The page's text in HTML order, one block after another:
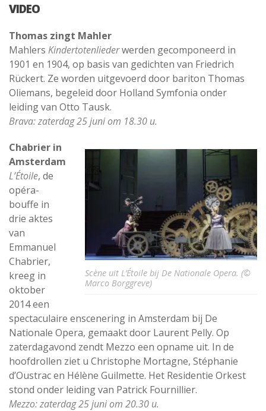
VIDEO
Thomas zingt Mahler
Mahlers Kindertotenliederwerden gecomponeerd in
1901 en 1904, op basis van gedichten van Friedrich
Rückert. Ze worden uitgevoerd door bariton Thomas
Oliemans, begeleid door Holland Symfonia onder
leiding van Otto Tausk.
Brava: zaterdag 25 juni om 18.30 u.
Scène uit L’Étoile bij De Nationale Opera. (©
Marco Borggreve)
Chabrier in
Amsterdam
L’Étoile, de
opéra-
bouffe in
drie aktes
van
Emmanuel
Chabrier,
kreeg in
oktober
2014 een
spectaculaire enscenering in Amsterdam bij De
Nationale Opera, gemaakt door Laurent Pelly. Op
zaterdagavond zendt Mezzo een opname uit. In de
hoofdrollen ziet u Christophe Mortagne, Stéphanie
d’Oustrac en Hélène Guilmette. Het Residentie Orkest
stond onder leiding van Patrick Fournillier.
Mezzo: zaterdag 25 juni om 20.30 u.